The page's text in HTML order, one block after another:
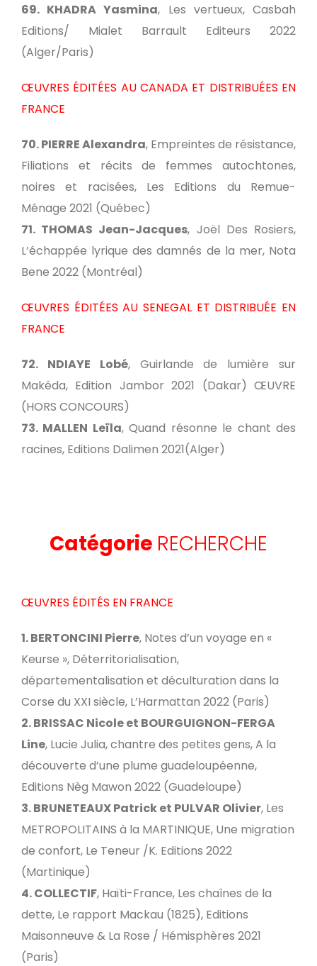
69. KHADRA Yasmina, Les vertueux, Casbah
Editions/ Mialet Barrault Editeurs 2022
(Alger/Paris)
ŒUVRES ÉDITÉES AU CANADA ET DISTRIBUÉES EN
FRANCE
70. PIERRE Alexandra, Empreintes de résistance,
Filiations et récits de femmes autochtones,
noires et racisées, Les Editions du Remue-
Ménage 2021 (Québec)
71. THOMAS Jean-Jacques, Joël Des Rosiers,
L’échappée lyrique des damnés de la mer, Nota
Bene 2022 (Montréal)
ŒUVRES ÉDITÉES AU SENEGAL ET DISTRIBUÉE EN
FRANCE
72. NDIAYE Lobé, Guirlande de lumière sur
Makéda, Edition Jambor 2021 (Dakar) ŒUVRE
(HORS CONCOURS)
73. MALLEN Leïla, Quand résonne le chant des
racines, Editions Dalimen 2021(Alger)
Catégorie RECHERCHE
ŒUVRES ÉDITÉS EN FRANCE
1. BERTONCINI Pierre, Notes d’un voyage en «
Keurse », Déterritorialisation,
départementalisation et déculturation dans la
Corse du XXI siècle, L’Harmattan 2022 (Paris)
2. BRISSAC Nicole et BOURGUIGNON-FERGA
Line, Lucie Julia, chantre des petites gens, A la
découverte d’une plume guadeloupéenne,
Editions Nèg Mawon 2022 (Guadeloupe)
3. BRUNETEAUX Patrick et PULVAR Olivier, Les
METROPOLITAINS à la MARTINIQUE, Une migration
de confort, Le Teneur /K. Editions 2022
(Martinique)
4. COLLECTIF, Haïti-France, Les chaînes de la
dette, Le rapport Mackau (1825), Editions
Maisonneuve & La Rose / Hémisphères 2021
(Paris)